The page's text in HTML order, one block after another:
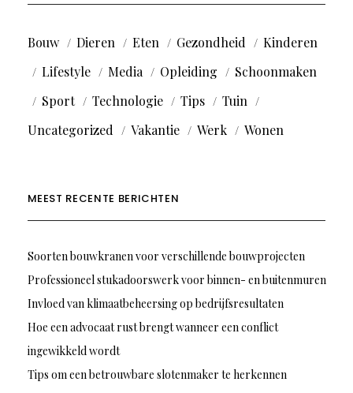
Bouw Dieren Eten Gezondheid
Kinderen
Lifestyle
Media Opleiding
Schoonmaken
Sport
Technologie Tips
Tuin
Uncategorized
Vakantie Werk Wonen
MEEST RECENTE BERICHTEN
Soorten bouwkranen voor verschillende bouwprojecten
Professioneel stukadoorswerk voor binnen- en buitenmuren
Invloed van klimaatbeheersing op bedrijfsresultaten
Hoe een advocaat rust brengt wanneer een conflict
ingewikkeld wordt
Tips om een betrouwbare slotenmaker te herkennen